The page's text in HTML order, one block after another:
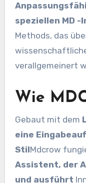
speziellen MD
Methods, das
verallgemeinert
Wie
Gebaut mit dem
eine
StilMdcrow
Assistent, der
und ausführt